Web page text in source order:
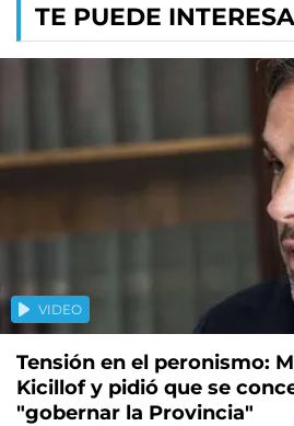
TE PUEDE
VIDEO
Tensión en el peronismo:
Kicillof y pidió que se
"gobernar la Provincia"